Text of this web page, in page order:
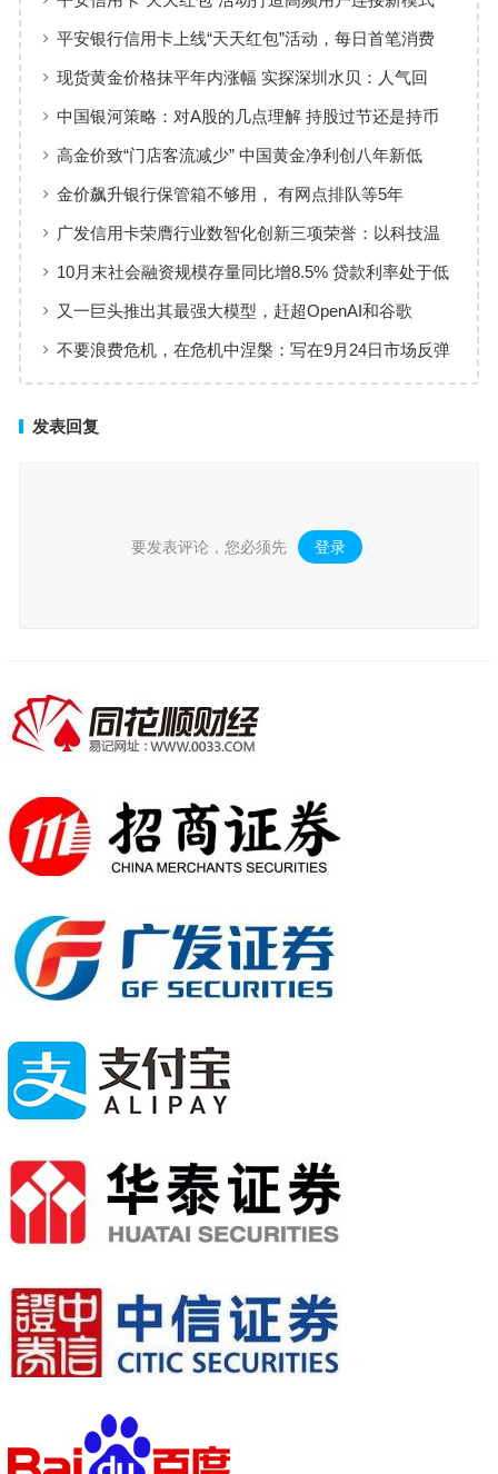
平安银行信用卡上线“天天红包”活动，每日首笔消费
100%有奖
现货黄金价格抹平年内涨幅 实探深圳水贝：人气回
暖，有投资者趁机抄底
中国银河策略：对A股的几点理解 持股过节还是持币
过节？
高金价致“门店客流减少” 中国黄金净利创八年新低
金价飙升银行保管箱不够用， 有网点排队等5年
广发信用卡荣膺行业数智化创新三项荣誉：以科技温
度重塑服务新生态
10月末社会融资规模存量同比增8.5% 贷款利率处于低
位、资金供给充裕
又一巨头推出其最强大模型，赶超OpenAI和谷歌
不要浪费危机，在危机中涅槃：写在9月24日市场反弹
发表回复
要发表评论，您必须先 登录 。